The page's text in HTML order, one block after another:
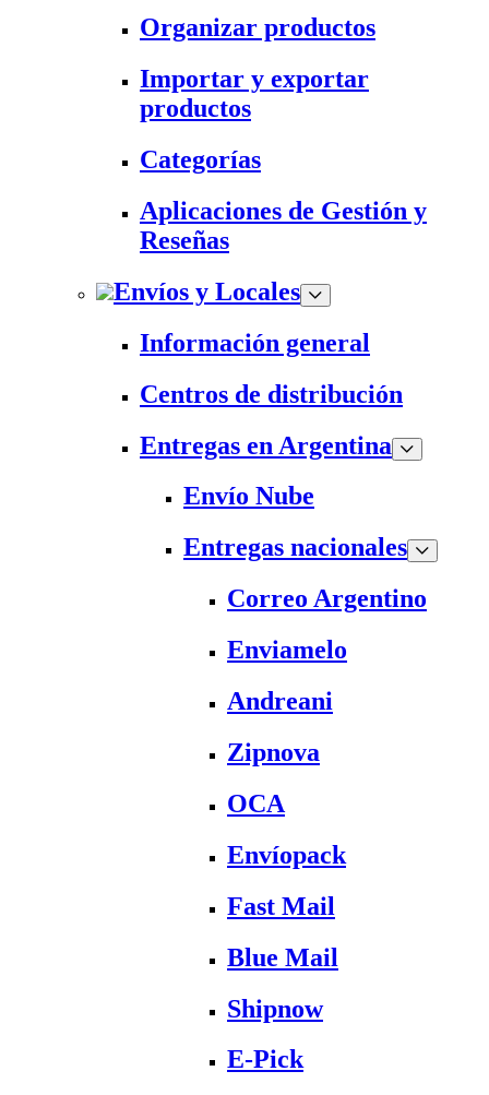
Organizar productos
Importar y exportar
productos
Categorías
Aplicaciones de Gestión y
Reseñas
Envíos y Locales
Información general
Centros de distribución
Entregas en Argentina
Envío Nube
Entregas nacionales
Correo Argentino
Enviamelo
Andreani
Zipnova
OCA
Envíopack
Fast Mail
Blue Mail
Shipnow
E-Pick